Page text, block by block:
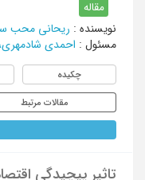
مقاله
نویسنده : ریحانی محب
مسئول : احمدی
چکیده
مقالات مرتبط
تاثیر پیچیدگی